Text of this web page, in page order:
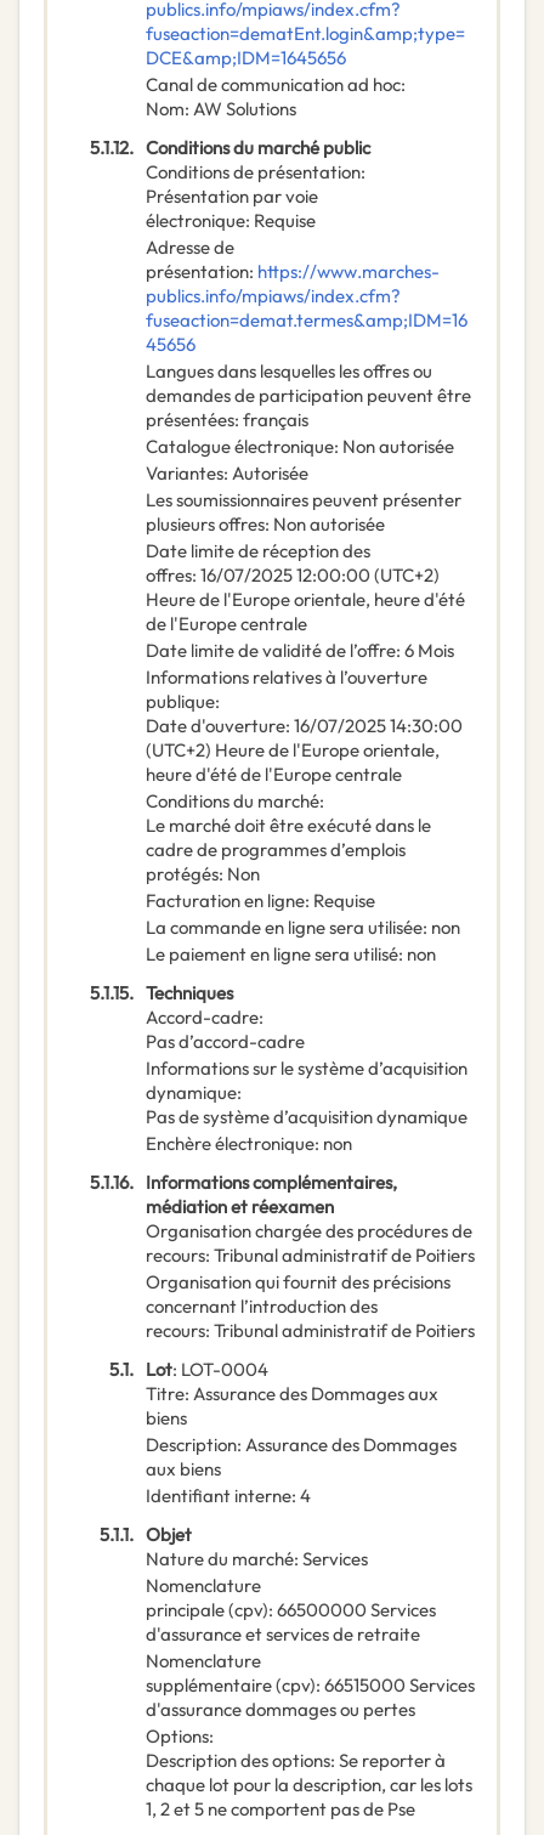
publics.info/mpiaws/index.cfm?
fuseaction=dematEnt.login&amp;type=
DCE&amp;IDM=1645656
Canal de communication ad hoc:
Nom: AW Solutions
5.1.12. Conditions du marché public
Conditions de présentation:
Présentation par voie
électronique: Requise
Adresse de
présentation: https://www.marches-
publics.info/mpiaws/index.cfm?
fuseaction=demat.termes&amp;IDM=16
45656
Langues dans lesquelles les offres ou
demandes de participation peuvent être
présentées: français
Catalogue électronique: Non autorisée
Variantes: Autorisée
Les soumissionnaires peuvent présenter
plusieurs offres: Non autorisée
Date limite de réception des
offres: 16/07/202512:00:00 (UTC+2)
Heure de l'Europe orientale, heure d'été
de l'Europe centrale
Date limite de validité de l’offre: 6 Mois
Informations relatives à l’ouverture
publique:
Date d'ouverture: 16/07/202514:30:00
(UTC+2) Heure de l'Europe orientale,
heure d'été de l'Europe centrale
Conditions du marché:
Le marché doit être exécuté dans le
cadre de programmes d’emplois
protégés: Non
Facturation en ligne: Requise
La commande en ligne sera utilisée: non
Le paiement en ligne sera utilisé: non
5.1.15. Techniques
Accord-cadre:
Pas d’accord-cadre
Informations sur le système d’acquisition
dynamique:
Pas de système d’acquisition dynamique
Enchère électronique: non
5.1.16. Informations complémentaires,
médiation et réexamen
Organisation chargée des procédures de
recours: Tribunal administratif de Poitiers
Organisation qui fournit des précisions
concernant l’introduction des
recours: Tribunal administratif de Poitiers
5.1. Lot: LOT-0004
Titre: Assurance des Dommages aux
biens
Description: Assurance des Dommages
aux biens
Identifiant interne: 4
5.1.1. Objet
Nature du marché: Services
Nomenclature
principale(cpv): 66500000 Services
d'assurance et services de retraite
Nomenclature
supplémentaire(cpv): 66515000 Services
d'assurance dommages ou pertes
Options:
Description des options: Se reporter à
chaque lot pour la description, car les lots
1, 2 et 5 ne comportent pas de Pse